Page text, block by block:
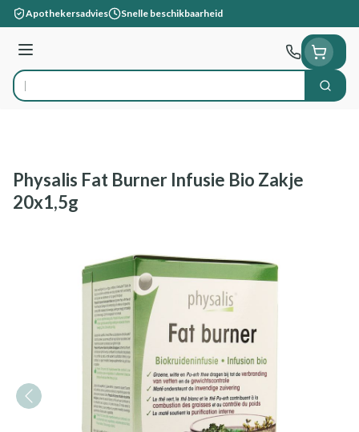
Ga naar de inhoud
Apothekersadvies Snelle beschikbaarheid
Menu
Product, merk, categorie... Zoek
Physalis Fat Burner Infusie Bio Zakje
20x1,5g